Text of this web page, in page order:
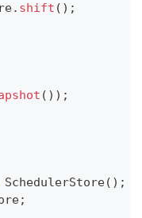
. shift ( ) ;
( ) ) ;
SchedulerStore( ) ;
;